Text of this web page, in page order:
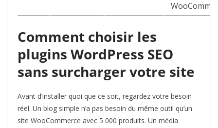
Comment choisir les
plugins WordPress SEO
sans surcharger votre site
Avant d’installer quoi que ce soit, regardez votre besoin
réel. Un blog simple n’a pas besoin du même outil qu’un
site WooCommerce avec 5 000 produits. Un média